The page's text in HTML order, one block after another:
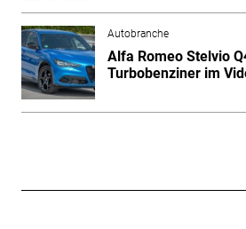
Autobranche
Alfa Romeo Stelvio
Turbobenziner im